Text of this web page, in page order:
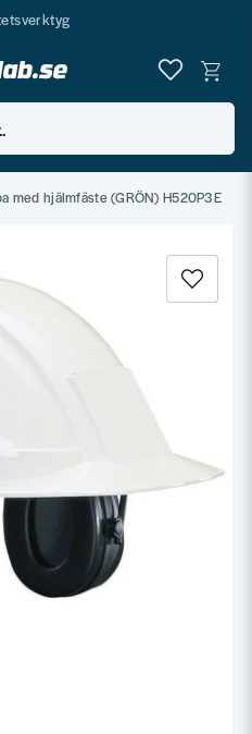
999 SEK*
för alla
Göteborg
med hjälmfäste (GRÖN) H520P3E